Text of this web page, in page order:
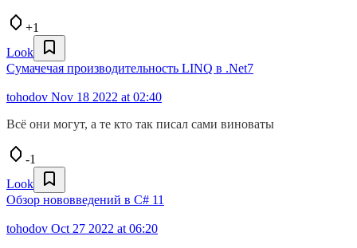
+1
Look
Сумачечая производительность LINQ в .Net7
tohodov Nov 18 2022 at 02:40
Всё они могут, а те кто так писал сами виноваты
-1
Look
Обзор нововведений в C# 11
tohodov Oct 27 2022 at 06:20